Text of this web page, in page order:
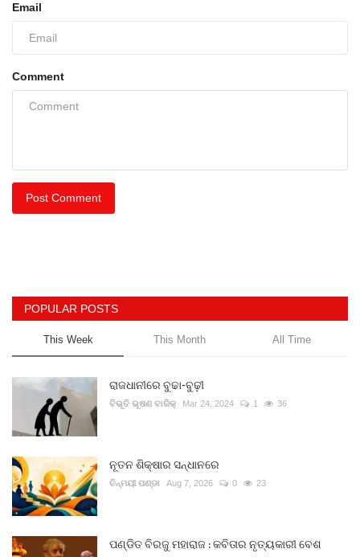
Email
Comment
Post Comment
POPULAR POSTS
This Week This Month All Time
ରାଜଧାନୀରେ ବୁଢା-ବୁଢ଼ୀ
ବିଭୂତି ଭୂଷଣ ବାରିକ୍ Mar 24, 2024 1 36
ନୂତନ ଶିକ୍ଷାର ସନ୍ଧାନରେ
ଚିନ୍ମୟୀ ପଣ୍ଡା Aug 7, 2026 0 23
ପଣ୍ଡିତ ବିରଜୁ ମହାରାଜ : କବିତାର ନୃତ୍ୟକାରୀ ବେଶ